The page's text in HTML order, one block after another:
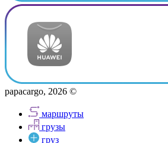
papacargo, 2026 ©
маршруты
грузы
груз